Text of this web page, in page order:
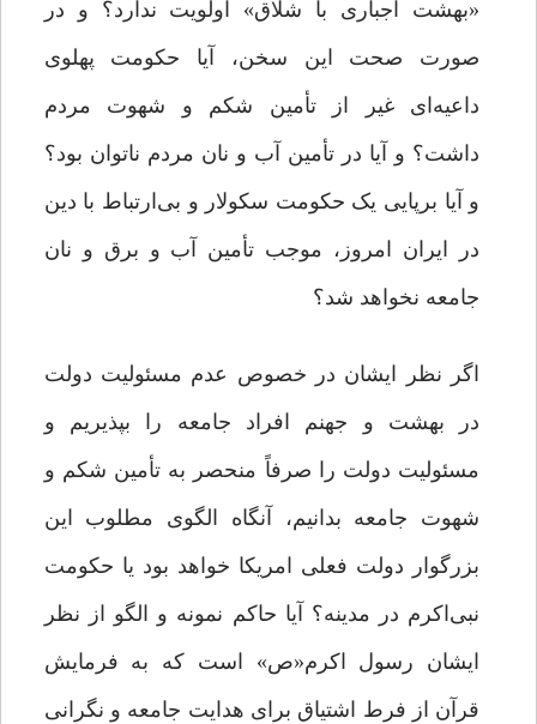
«بهشت اجباری با شلاق» اولویت ندارد؟ و در
صورت صحت این سخن، آیا حکومت پهلوی
داعیه‌ای غیر از تأمین شکم و شهوت مردم
داشت؟ و آیا در تأمین آب و نان مردم ناتوان بود؟
و آیا برپایی یک حکومت سکولار و بی‌ارتباط با دین
در ایران امروز، موجب تأمین آب و برق و نان
جامعه نخواهد شد؟
اگر نظر ایشان در خصوص عدم مسئولیت دولت
در بهشت و جهنم افراد جامعه را بپذیریم و
مسئولیت دولت را صرفاً منحصر به تأمین شکم و
شهوت جامعه بدانیم، آنگاه الگوی مطلوب این
بزرگوار دولت فعلی امریکا خواهد بود یا حکومت
نبی‌اکرم در مدینه؟ آیا حاکم نمونه و الگو از نظر
ایشان رسول اکرم«ص» است که به فرمایش
قرآن از فرط اشتیاق برای هدایت جامعه و نگرانی